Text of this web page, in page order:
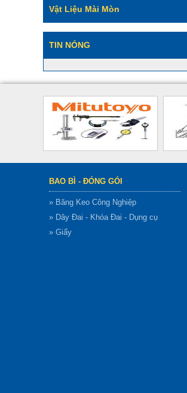
Vật Liệu Mài Mòn
TIN NÓNG
BAO BÌ - ĐÓNG GÓI
» Băng Keo Công Nghiệp
» Dây Đai - Khóa Đai - Dụng cụ
» Giấy